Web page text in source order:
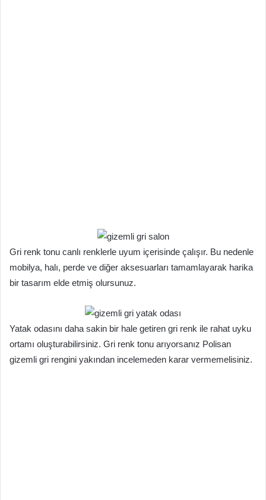
Gri renk tonu canlı renklerle uyum içerisinde çalışır. Bu nedenle
mobilya, halı, perde ve diğer aksesuarları tamamlayarak harika
bir tasarım elde etmiş olursunuz.
Yatak odasını daha sakin bir hale getiren gri renk ile rahat uyku
ortamı oluşturabilirsiniz. Gri renk tonu arıyorsanız Polisan
gizemli gri rengini yakından incelemeden karar vermemelisiniz.